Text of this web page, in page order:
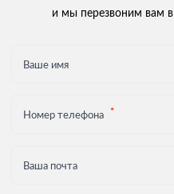
и мы перезвоним вам
Ваше имя
Номер телефона
Ваша почта